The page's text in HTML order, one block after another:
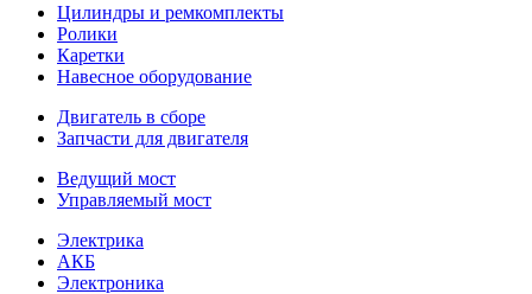
Цилиндры и ремкомплекты
Ролики
Каретки
Навесное оборудование
Двигатель в сборе
Запчасти для двигателя
Ведущий мост
Управляемый мост
Электрика
АКБ
Электроника